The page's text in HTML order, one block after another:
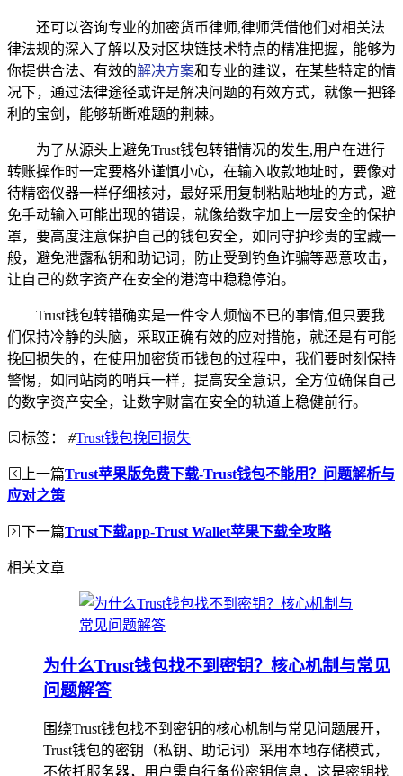
还可以咨询专业的加密货币律师,律师凭借他们对相关法
律法规的深入了解以及对区块链技术特点的精准把握，能够为
你提供合法、有效的解决方案和专业的建议，在某些特定的情
况下，通过法律途径或许是解决问题的有效方式，就像一把锋
利的宝剑，能够斩断难题的荆棘。
为了从源头上避免Trust钱包转错情况的发生,用户在进行
转账操作时一定要格外谨慎小心，在输入收款地址时，要像对
待精密仪器一样仔细核对，最好采用复制粘贴地址的方式，避
免手动输入可能出现的错误，就像给数字加上一层安全的保护
罩，要高度注意保护自己的钱包安全，如同守护珍贵的宝藏一
般，避免泄露私钥和助记词，防止受到钓鱼诈骗等恶意攻击，
让自己的数字资产在安全的港湾中稳稳停泊。
Trust钱包转错确实是一件令人烦恼不已的事情,但只要我
们保持冷静的头脑，采取正确有效的应对措施，就还是有可能
挽回损失的，在使用加密货币钱包的过程中，我们要时刻保持
警惕，如同站岗的哨兵一样，提高安全意识，全方位确保自己
的数字资产安全，让数字财富在安全的轨道上稳健前行。
标签： #Trust钱包挽回损失
上一篇Trust苹果版免费下载-Trust钱包不能用？问题解析与
应对之策
下一篇Trust下载app-Trust Wallet苹果下载全攻略
相关文章
为什么Trust钱包找不到密钥？核心机制与常见
问题解答
围绕Trust钱包找不到密钥的核心机制与常见问题展开，
Trust钱包的密钥（私钥、助记词）采用本地存储模式，
不依托服务器，用户需自行备份密钥信息，这是密钥找